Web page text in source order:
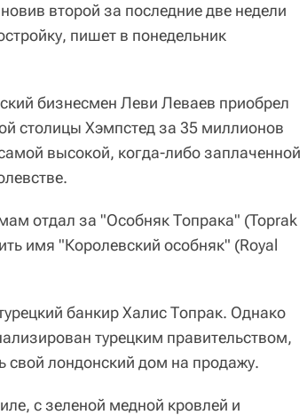
второй за последние две недели
пишет в понедельник
бизнесмен Леви Леваев приобрел
столицы Хэмпстед за 35 миллионов
высокой, когда-либо заплаченной
отдал за "Особняк Топрака" (Toprak
имя "Королевский особняк" (Royal
банкир Халис Топрак. Однако
турецким правительством,
лондонский дом на продажу.
с зеленой медной кровлей и